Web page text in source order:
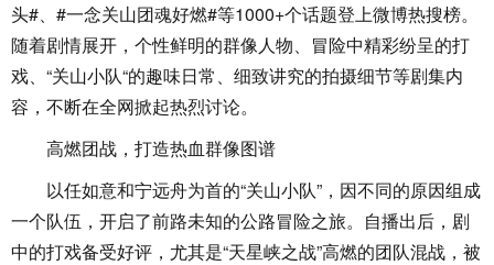
头#、#一念关山团魂好燃#等1000+个话题登上微博热搜榜。
随着剧情展开，个性鲜明的群像人物、冒险中精彩纷呈的打
戏、“关山小队“的趣味日常、细致讲究的拍摄细节等剧集内
容，不断在全网掀起热烈讨论。
高燃团战，打造热血群像图谱
以任如意和宁远舟为首的“关山小队”，因不同的原因组成
一个队伍，开启了前路未知的公路冒险之旅。自播出后，剧
中的打戏备受好评，尤其是“天星峡之战”高燃的团队混战，被